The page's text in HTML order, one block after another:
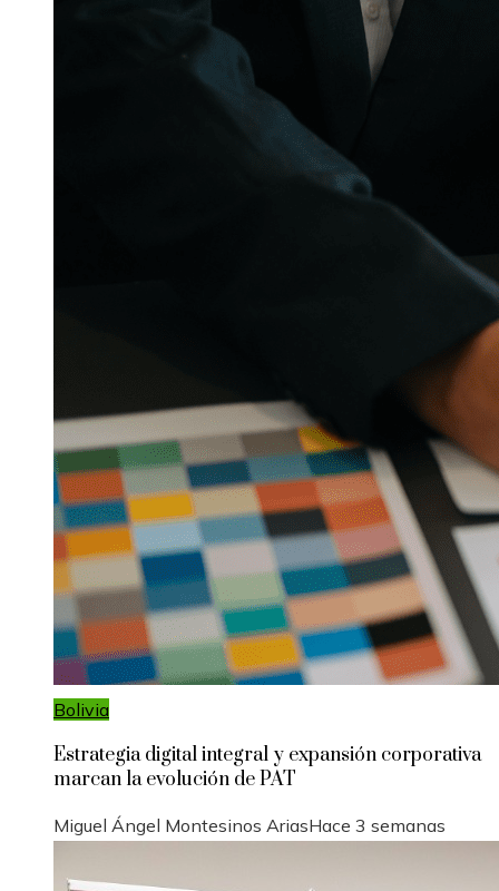
Bolivia
Estrategia digital integral y expansión corporativa
marcan la evolución de PAT
Miguel Ángel Montesinos AriasHace 3 semanas